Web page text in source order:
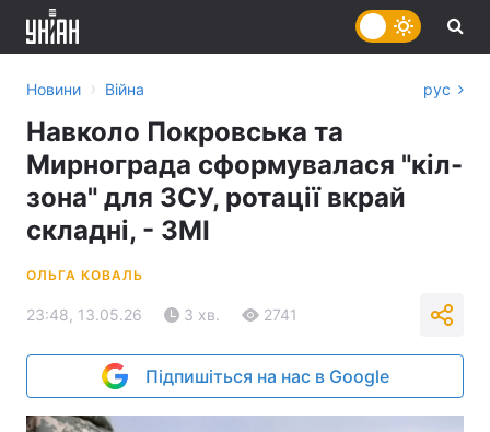
Новини › Війна рус
Навколо Покровська та
Мирнограда сформувалася "кіл-
зона" для ЗСУ, ротації вкрай
складні, - ЗМІ
ОЛЬГА КОВАЛЬ
23:48, 13.05.26 3 хв. 2741
Підпишіться на нас в Google